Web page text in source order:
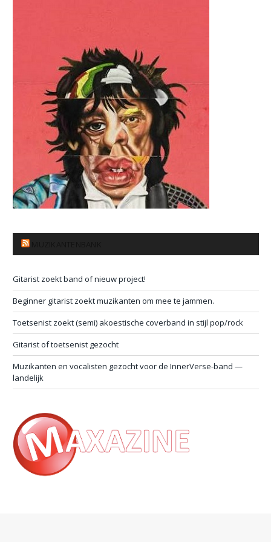
Gitarist zoekt band of nieuw project!
Beginner gitarist zoekt muzikanten om mee te jammen.
Toetsenist zoekt (semi) akoestische coverband in stijl pop/rock
Gitarist of toetsenist gezocht
Muzikanten en vocalisten gezocht voor de InnerVerse-band —
landelijk